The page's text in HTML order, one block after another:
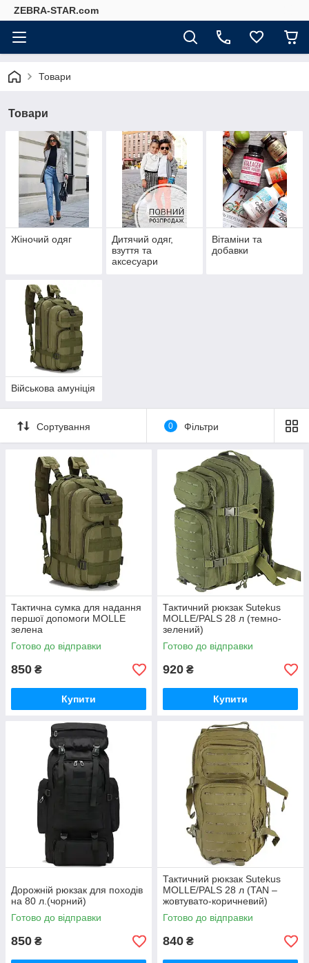
ZEBRA-STAR.com
Товари
Товари
Жіночий одяг
Дитячий одяг,
взуття та
аксесуари
Вітаміни та
добавки
Військова амуніція
Сортування 0 Фільтри
Тактична сумка для надання
першої допомоги MOLLE
зелена
Готово до відправки
850 ₴
Купити
Тактичний рюкзак Sutekus
MOLLE/PALS 28 л (темно-
зелений)
Готово до відправки
920 ₴
Купити
Дорожній рюкзак для походів
на 80 л.(чорний)
Готово до відправки
850 ₴
Тактичний рюкзак Sutekus
MOLLE/PALS 28 л (TAN –
жовтувато-коричневий)
Готово до відправки
840 ₴